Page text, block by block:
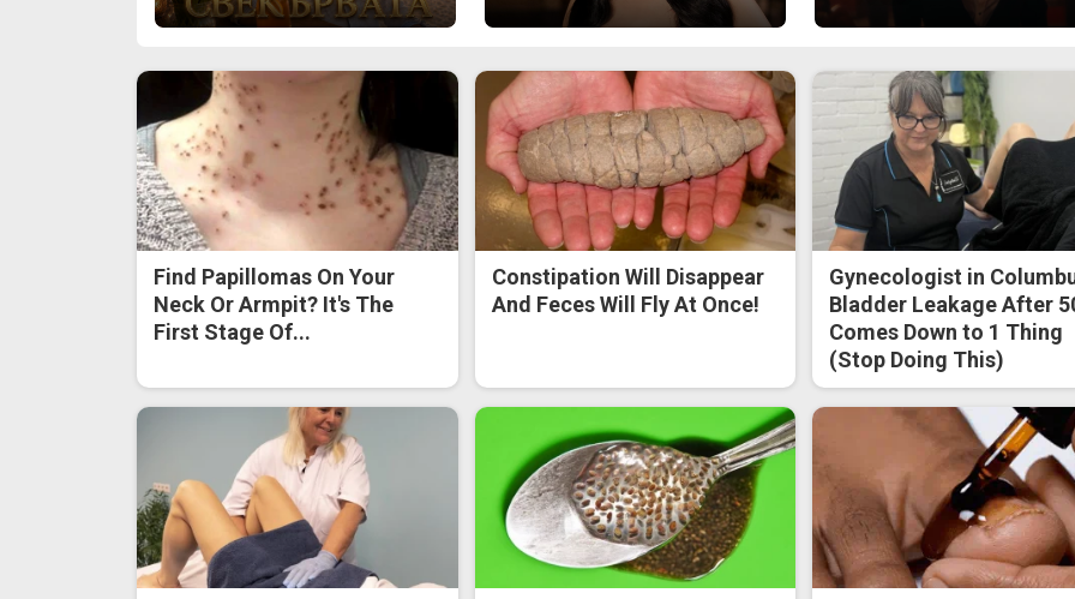
Find Papillomas On Your
Neck Or Armpit? It's The
First Stage Of...
Constipation Will Disappear
And Feces Will Fly At Once!
Gynecologist in
Bladder Leakage After
Comes Down to 1 Thing
(Stop Doing This)